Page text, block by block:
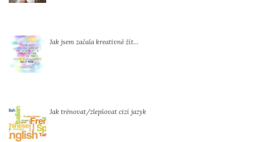
Jak jsem začala kreativně žít…
Jak trénovat/zlepšovat cizí jazyk